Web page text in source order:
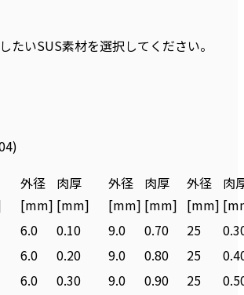
いSUS素材を選択してください。
外径
[mm]
肉厚
[mm]
外径
[mm]
肉厚
[mm]
外径
[mm]
肉
6.0 0.10 9.0 0.70 25
6.0 0.20 9.0 0.80 25
6.0 0.30 9.0 0.90 25